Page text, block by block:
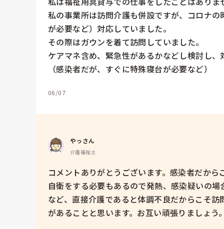
私の事業所は訪問介護も併設ですが、コロナ
が必要など）対応していました。
その際はガウンを着て訪問していました。
ケアマネ含め、緊急性があるかなどし検討し、
（感染者だが、すぐに特殊寝台が必要など）
06/07
やっさん
介護福祉士
コメントありがとうございます。感染者だか
自衛をする必要もあるので発熱、感染疑いの
など、直接介護であると体調不良だからこそ
があることと思います。お互い頑張りましょう。